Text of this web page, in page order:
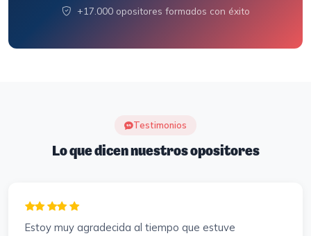
+17.000 opositores formados con éxito
Testimonios
Lo que dicen nuestros opositores
Estoy muy agradecida al tiempo que estuve